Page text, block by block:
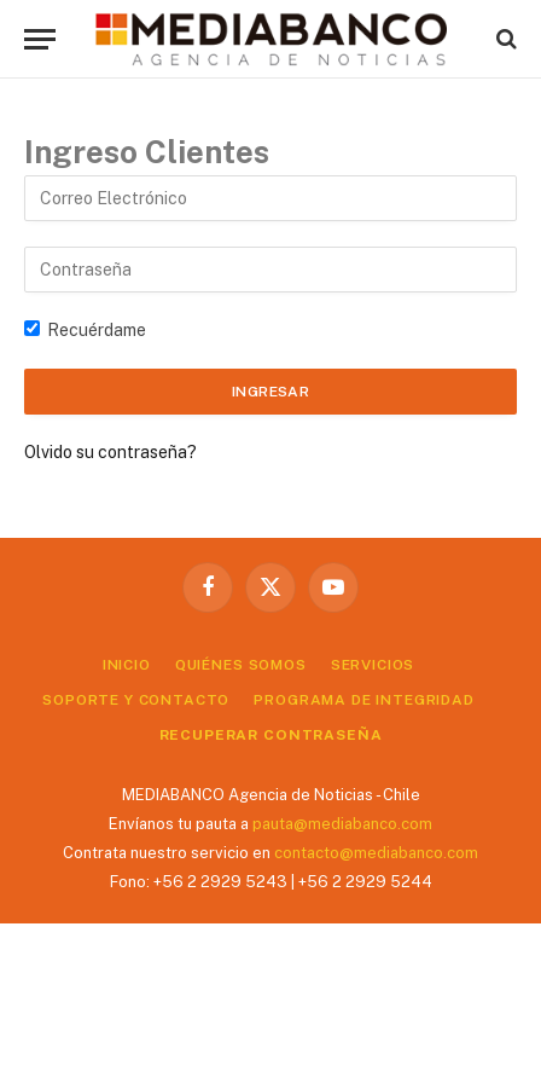
Ingreso Clientes
Recuérdame
Olvido su contraseña?
Facebook
X
YouTube
INICIO QUIÉNES SOMOS SERVICIOS
SOPORTE Y CONTACTO PROGRAMA DE INTEGRIDAD
RECUPERAR CONTRASEÑA
MEDIABANCO Agencia de Noticias - Chile
Envíanos tu pauta a pauta@mediabanco.com
Contrata nuestro servicio en contacto@mediabanco.com
Fono: +56 2 2929 5243 | +56 2 2929 5244